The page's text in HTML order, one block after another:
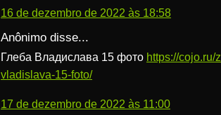
16 de dezembro de 2022 às 18:58
Anônimo disse...
Глеба Владислава 15 фото https://cojo.ru/
vladislava-15-foto/
17 de dezembro de 2022 às 11:00